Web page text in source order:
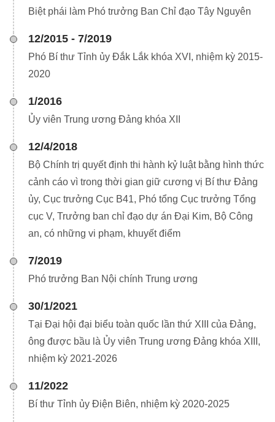
Biệt phái làm Phó trưởng Ban Chỉ đạo Tây Nguyên
12/2015 - 7/2019
Phó Bí thư Tỉnh ủy Đắk Lắk khóa XVI, nhiệm kỳ 2015-
2020
1/2016
Ủy viên Trung ương Đảng khóa XII
12/4/2018
Bộ Chính trị quyết định thi hành kỷ luật bằng hình thức
cảnh cáo vì trong thời gian giữ cương vị Bí thư Đảng
ủy, Cục trưởng Cục B41, Phó tổng Cục trưởng Tổng
cục V, Trưởng ban chỉ đạo dự án Đại Kim, Bộ Công
an, có những vi phạm, khuyết điểm
7/2019
Phó trưởng Ban Nội chính Trung ương
30/1/2021
Tại Đại hội đại biểu toàn quốc lần thứ XIII của Đảng,
ông được bầu là Ủy viên Trung ương Đảng khóa XIII,
nhiệm kỳ 2021-2026
11/2022
Bí thư Tỉnh ủy Điện Biên, nhiệm kỳ 2020-2025